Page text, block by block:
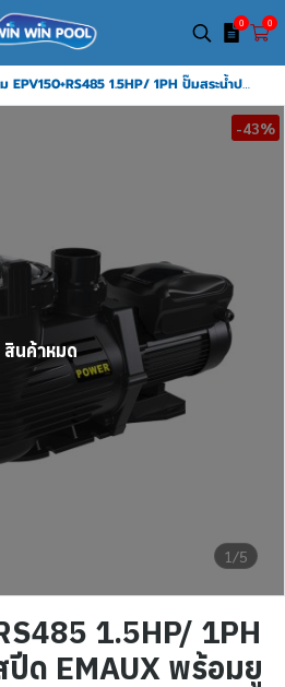
0 0
1.5HP/ 1PH ปั๊มสระน้ำปรับสปีด EMAUX พร้อมยูเนี่ยน 2/2.5 นิ้ว
1/5
-43%
สินค้าหมด
1.5HP/ 1PH
ด EMAUX พร้อมยู